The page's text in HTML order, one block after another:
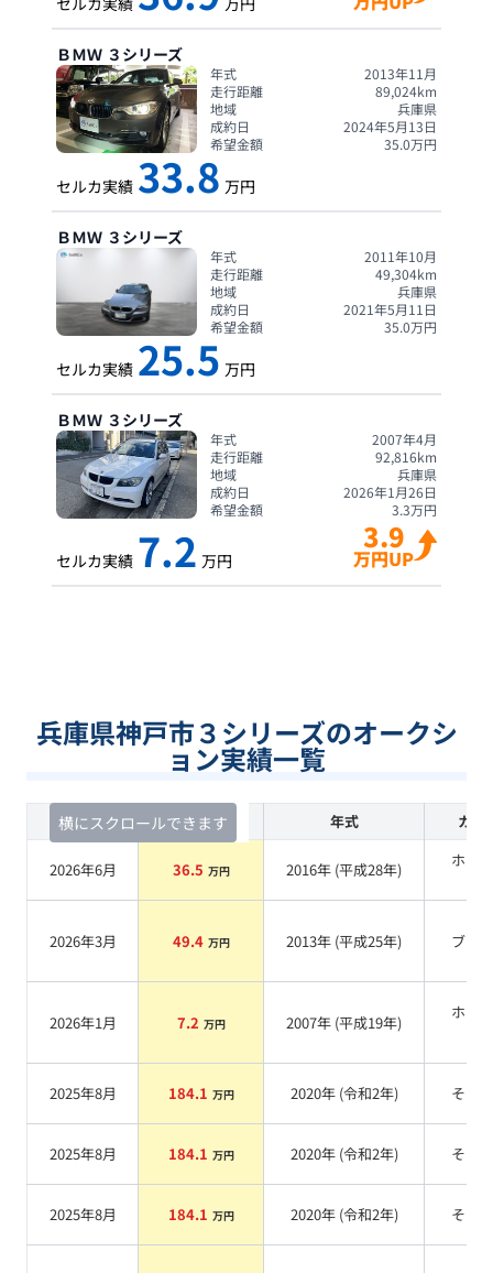
ＢＭＷ ３シリーズ
年式
2013年11月
走行距離
89,024km
地域
兵庫県
成約日
2024年5月13日
希望金額
35.0万円
セルカ実績 33.8 万円
ＢＭＷ ３シリーズ
年式
2011年10月
走行距離
49,304km
地域
兵庫県
成約日
2021年5月11日
希望金額
35.0万円
セルカ実績 25.5 万円
ＢＭＷ ３シリーズ
年式
2007年4月
走行距離
92,816km
地域
兵庫県
成約日
2026年1月26日
希望金額
3.3万円
セルカ実績 7.2 万円
3.9
万円UP
兵庫県神戸市３シリーズのオークシ
ョン実績一覧
横にスクロールできます
査定時期 セルカ実績 年式 カラ
2026年6月 36.5 万円 2016年 (平成28年)
ホワ
2026年3月 49.4 万円 2013年 (平成25年) ブルー
2026年1月 7.2 万円 2007年 (平成19年)
ホワ
2025年8月 184.1 万円 2020年 (令和2年) その他
2025年8月 184.1 万円 2020年 (令和2年) その他
2025年8月 184.1 万円 2020年 (令和2年) その他